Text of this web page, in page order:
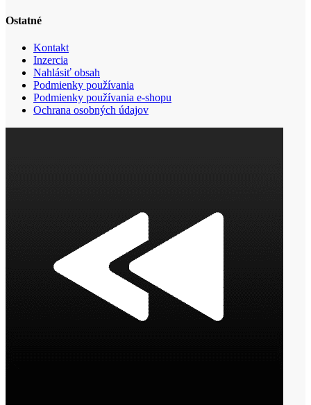
Ostatné
Kontakt
Inzercia
Nahlásiť obsah
Podmienky používania
Podmienky používania e-shopu
Ochrana osobných údajov